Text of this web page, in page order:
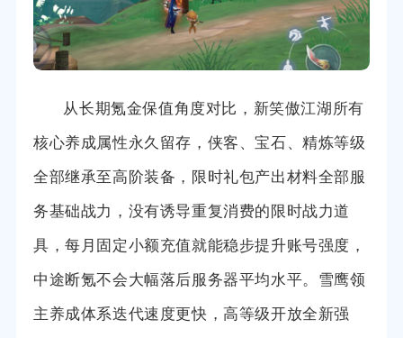
从长期氪金保值角度对比，新笑傲江湖所有
核心养成属性永久留存，侠客、宝石、精炼等级
全部继承至高阶装备，限时礼包产出材料全部服
务基础战力，没有诱导重复消费的限时战力道
具，每月固定小额充值就能稳步提升账号强度，
中途断氪不会大幅落后服务器平均水平。雪鹰领
主养成体系迭代速度更快，高等级开放全新强